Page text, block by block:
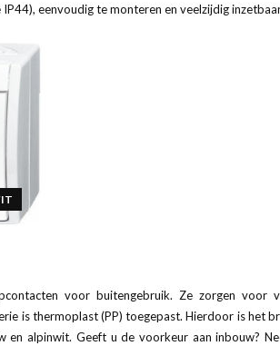
IP44), eenvoudig te monteren en veelzijdig
voor buitengebruik. Ze zorgen voor
is thermoplast (PP) toegepast. Hierdoor is het
en alpinwit. Geeft u de voorkeur aan inbouw?